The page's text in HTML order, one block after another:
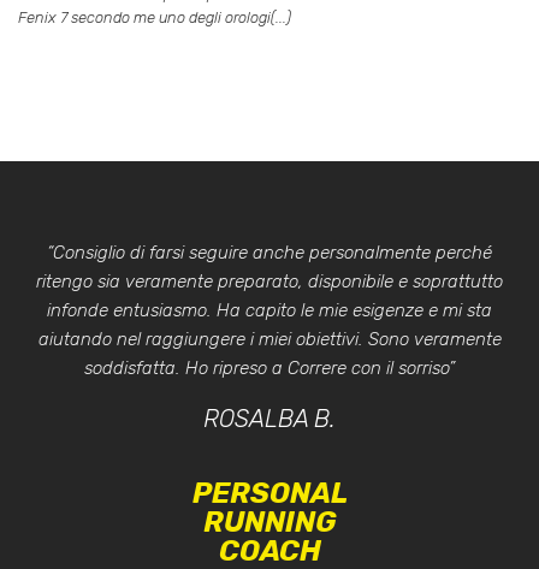
Fenix 7 secondo me uno degli orologi(...)
“Consiglio di farsi seguire anche personalmente perché
ritengo sia veramente preparato, disponibile e soprattutto
infonde entusiasmo. Ha capito le mie esigenze e mi sta
aiutando nel raggiungere i miei obiettivi. Sono veramente
soddisfatta. Ho ripreso a Correre con il sorriso”
ROSALBA B.
PERSONAL
RUNNING
COACH